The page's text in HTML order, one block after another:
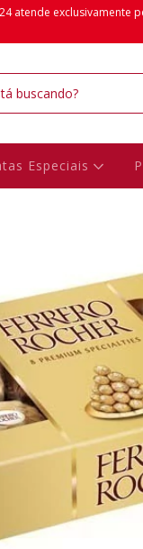
atende
Especiais